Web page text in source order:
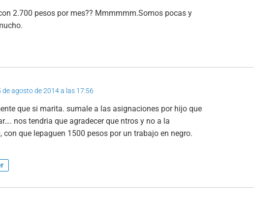
2.700 pesos por mes?? Mmmmmm.Somos pocas y
de agosto de 2014 a las 17:56
que si marita. sumale a las asignaciones por hijo que
nos tendria que agradecer que ntros y no a la
con que lepaguen 1500 pesos por un trabajo en negro.